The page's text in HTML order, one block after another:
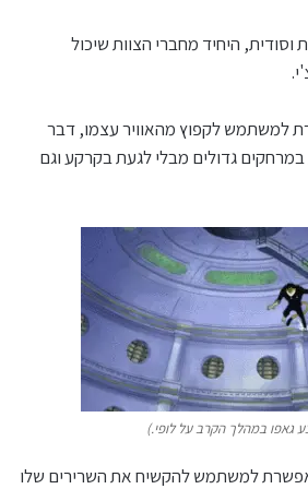
וסודית, היחיד מחברי הצוות שיכול
למשתמש לקפוץ מהאוויר עצמו, דבר
גדולים מבלי לגעת בקרקע וגם
גאפו במהלך הקרב על לופי.)
למשתמש להקשיח את השרירים שלו